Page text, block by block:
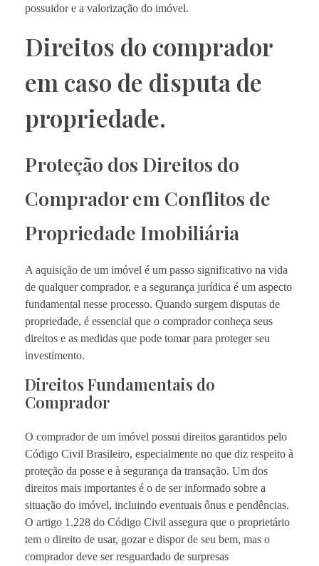
possuidor e a valorização do imóvel.
Direitos do comprador
em caso de disputa de
propriedade.
Proteção dos Direitos do
Comprador em Conflitos de
Propriedade Imobiliária
A aquisição de um imóvel é um passo significativo na vida
de qualquer comprador, e a segurança jurídica é um aspecto
fundamental nesse processo. Quando surgem disputas de
propriedade, é essencial que o comprador conheça seus
direitos e as medidas que pode tomar para proteger seu
investimento.
Direitos Fundamentais do
Comprador
O comprador de um imóvel possui direitos garantidos pelo
Código Civil Brasileiro, especialmente no que diz respeito à
proteção da posse e à segurança da transação. Um dos
direitos mais importantes é o de ser informado sobre a
situação do imóvel, incluindo eventuais ônus e pendências.
O artigo 1.228 do Código Civil assegura que o proprietário
tem o direito de usar, gozar e dispor de seu bem, mas o
comprador deve ser resguardado de surpresas